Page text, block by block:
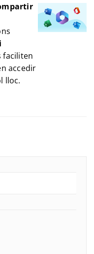
faciliten
accedir
lloc.